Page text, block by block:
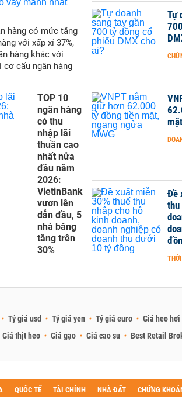
hàng có mức tăng
với xấp xỉ 37%,
hàng khác với
cơ cấu ngân hàng
TOP 10
ngân hàng
có thu
nhập lãi
thuần cao
nhất nửa
đầu năm
2026:
VietinBank
vươn lên
dẫn đầu, 5
nhà băng
tăng trên
30%
Tự
Đề
thu
Tỷ giá usd Tỷ giá yen Tỷ giá euro Giá heo hơi
Giá thịt heo Giá gạo Giá cao su Best Retail
QUỐC TẾ TÀI CHÍNH NHÀ ĐẤT CHỨNG